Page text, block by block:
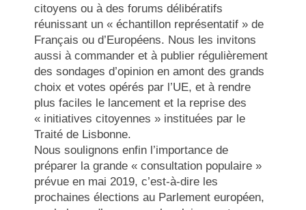
citoyens ou à des forums délibératifs
réunissant un « échantillon représentatif » de
Français ou d’Européens. Nous les invitons
aussi à commander et à publier régulièrement
des sondages d’opinion en amont des grands
choix et votes opérés par l’UE, et à rendre
plus faciles le lancement et la reprise des
« initiatives citoyennes » instituées par le
Traité de Lisbonne.
Nous soulignons enfin l’importance de
préparer la grande « consultation populaire »
prévue en mai 2019, c’est-à-dire les
prochaines élections au Parlement européen,